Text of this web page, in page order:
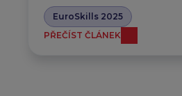
EuroSkills 2025
PŘEČÍST ČLÁNEK